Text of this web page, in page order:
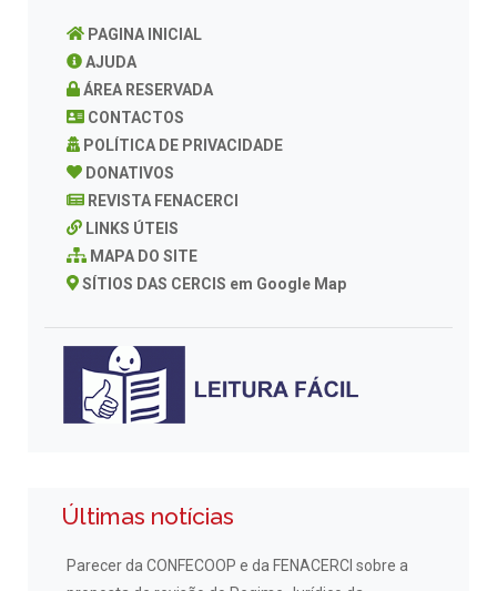
PAGINA INICIAL
AJUDA
ÁREA RESERVADA
CONTACTOS
POLÍTICA DE PRIVACIDADE
DONATIVOS
REVISTA FENACERCI
LINKS ÚTEIS
MAPA DO SITE
SÍTIOS DAS CERCIS em Google Map
Últimas notícias
Parecer da CONFECOOP e da FENACERCI sobre a